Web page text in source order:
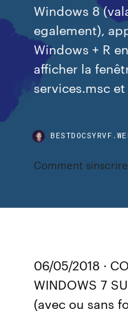
Windows 8
egalement),
Windows + R
afficher la
services.msc
Comment
06/05/2018 ·
WINDOWS 7
(avec ou sans